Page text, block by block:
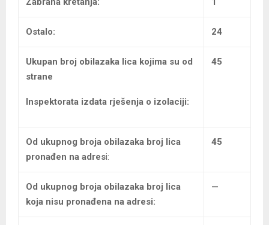
Ostalo: 24
Ukupan broj obilazaka lica kojima su od
strane
Inspektorata izdata rješenja o izolaciji:
45
Od ukupnog broja obilazaka broj lica
pronađen na adresi:
45
Od ukupnog broja obilazaka broj lica
koja nisu pronađena na adresi:
—